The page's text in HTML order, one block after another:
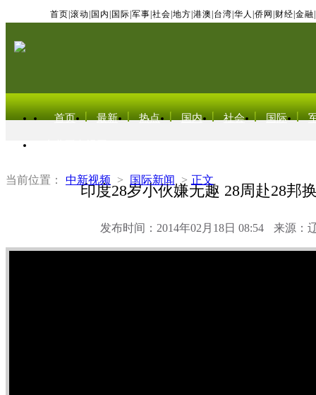
首页 滚动 国内 国际 军事 社会 地方 港澳 台湾 华人 侨网 财经 金融
首页 最新 热点 国内 社会 国际
当前位置： 中新视频 > 国际新闻 > 正文
印度28岁小伙嫌无趣 28周赴28邦
发布时间：2014年02月18日 08:54 来源：